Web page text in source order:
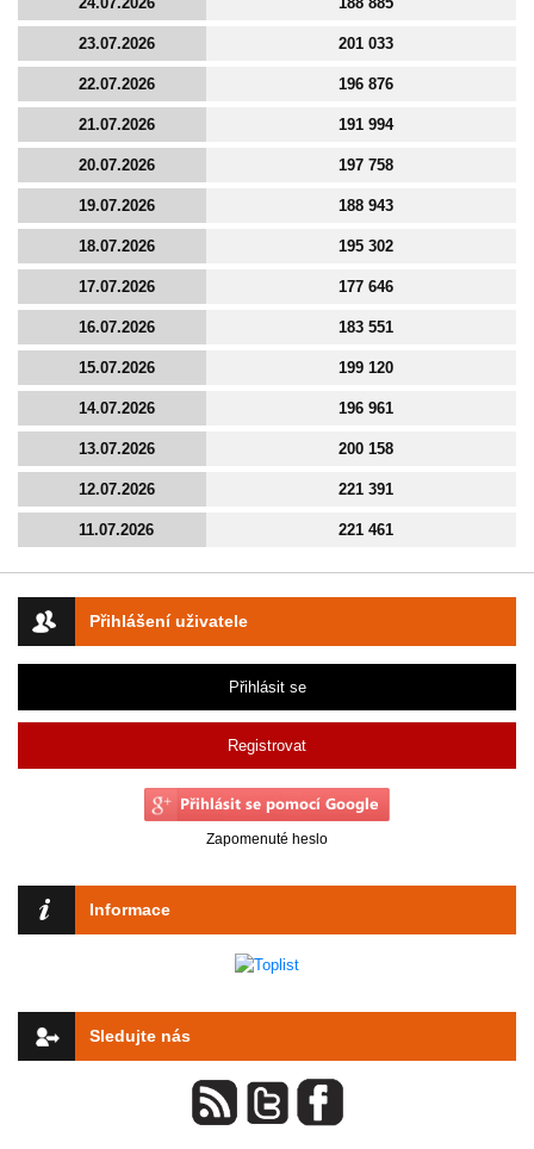
Přihlášení uživatele
Přihlásit se
Registrovat
Zapomenuté heslo
Informace
Sledujte nás
23.07.2026 201 033
22.07.2026 196 876
21.07.2026 191 994
20.07.2026 197 758
19.07.2026 188 943
18.07.2026 195 302
17.07.2026 177 646
16.07.2026 183 551
15.07.2026 199 120
14.07.2026 196 961
13.07.2026 200 158
12.07.2026 221 391
11.07.2026 221 461